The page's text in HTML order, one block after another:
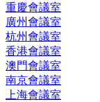
重慶會議室
廣州會議室
杭州會議室
香港會議室
澳門會議室
南京會議室
上海會議室